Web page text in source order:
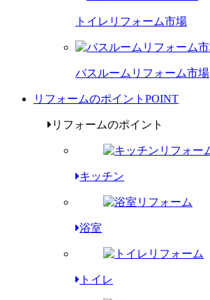
トイレリフォーム市場
バスルームリフォーム市場
リフォームのポイント POINT
リフォームのポイント
キッチン
浴室
トイレ